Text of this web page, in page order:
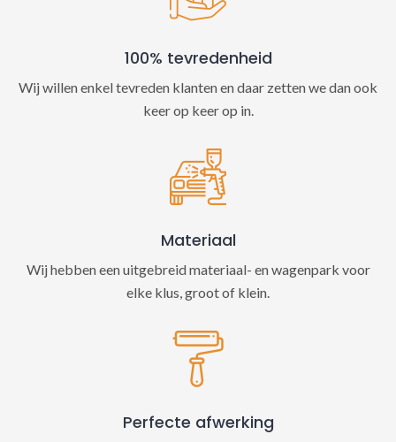
100% tevredenheid
Wij willen enkel tevreden klanten en daar zetten we dan ook
keer op keer op in.
Materiaal
Wij hebben een uitgebreid materiaal- en wagenpark voor
elke klus, groot of klein.
Perfecte afwerking